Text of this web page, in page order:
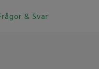
& Svar